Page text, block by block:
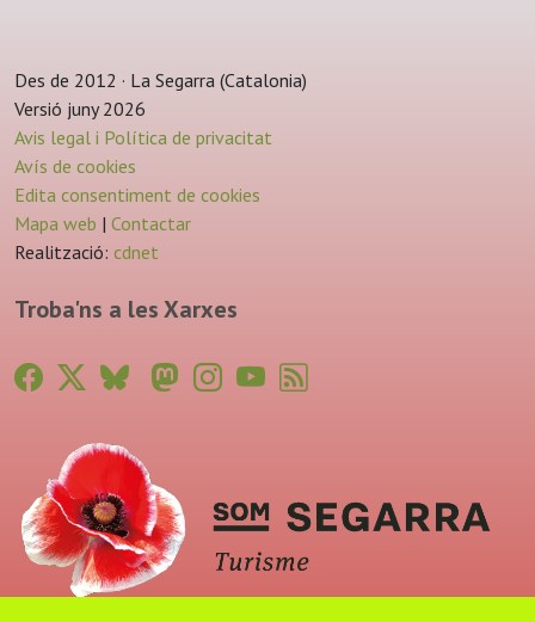
Des de 2012 · La Segarra (Catalonia)
Versió juny 2026
Avis legal i Política de privacitat
Avís de cookies
Edita consentiment de cookies
Mapa web | Contactar
Realització: cdnet
Troba'ns a les Xarxes